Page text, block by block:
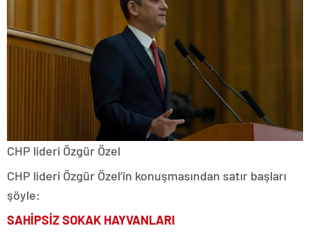
CHP lideri Özgür Özel
CHP lideri Özgür Özel’in konuşmasından satır başları
şöyle:
SAHİPSİZ SOKAK HAYVANLARI